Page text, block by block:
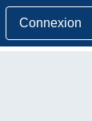
Connexion